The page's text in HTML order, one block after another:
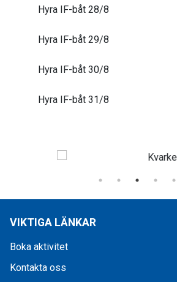
Hyra IF-båt 28/8
Hyra IF-båt 29/8
Hyra IF-båt 30/8
Hyra IF-båt 31/8
VIKTIGA LÄNKAR
Boka aktivitet
Kontakta oss